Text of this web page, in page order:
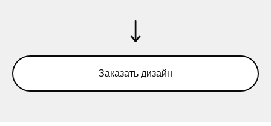
Заказать дизайн